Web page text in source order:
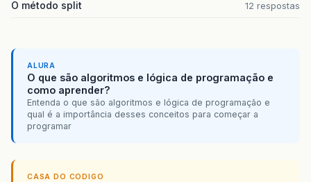
O método split 12 respostas
ALURA
O que são algoritmos e lógica de programação e
como aprender?
Entenda o que são algoritmos e lógica de programação e
qual é a importância desses conceitos para começar a
programar
CASA DO CODIGO